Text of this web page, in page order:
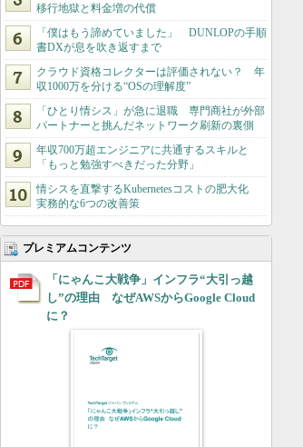
移行地獄と料金増の代償
「僕はもう諦めていました」 DUNLOPの手順
書DXが息を吹き返すまで
クラウド資格コレクターは評価されない？ 年
収1000万を分ける“OSの理解度”
「ひとり情シス」が急に退職 専門商社が外部
パートナーと挑んだネットワーク刷新の裏側
年収700万超エンジニアに共通するスキルと
「もっと勉強すべきだった分野」
情シスを直撃するKubernetesコストの肥大化
実務的な6つの改善策
プレミアムコンテンツ
「にゃんこ大戦争」インフラ“大引っ越
し”の理由 なぜAWSからGoogle Cloud
に？